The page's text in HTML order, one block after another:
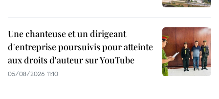
Une chanteuse et un dirigeant
d'entreprise poursuivis pour atteinte
aux droits d'auteur sur YouTube
05/08/2026 11:10